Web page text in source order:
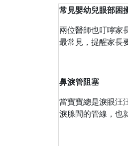
常見嬰幼兒眼部困
兩位醫師也叮嚀家
最常見，提醒家長
鼻淚管阻塞
當寶寶總是淚眼汪
淚腺間的管線，也